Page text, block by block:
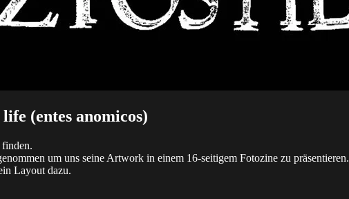
(entes anomicos)
um uns seine Artwork in einem 16-seitigem Fotozine zu präsentieren.
Layout dazu.